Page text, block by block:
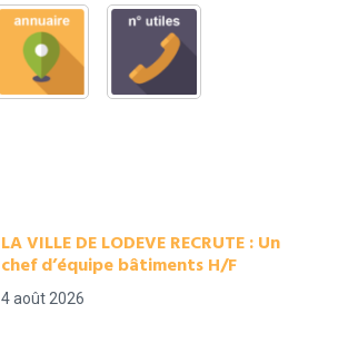
LA VILLE DE LODEVE RECRUTE : Un
chef d’équipe bâtiments H/F
4 août 2026